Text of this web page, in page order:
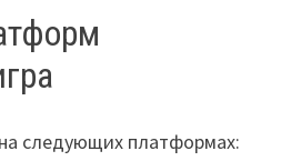
следующих платформах: